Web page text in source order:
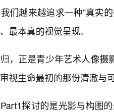
们越来越追求一种“真实
最本真的视觉呈现。
，正是青少年艺术人像
视生命最初的那份清澈与
探讨的是光影与构图